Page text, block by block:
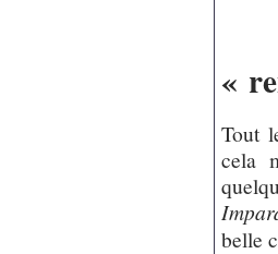
«
Tout
cela
belle